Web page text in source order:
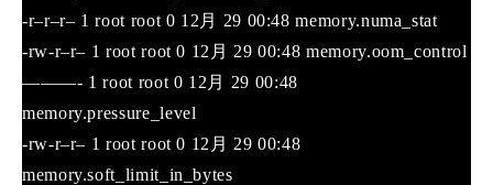
-r–r–r– 1 root root 0 12月 29 00:48 memory.numa_stat
-rw-r–r– 1 root root 0 12月 29 00:48 memory.oom_control
———- 1 root root 0 12月 29 00:48
memory.pressure_level
-rw-r–r– 1 root root 0 12月 29 00:48
memory.soft_limit_in_bytes